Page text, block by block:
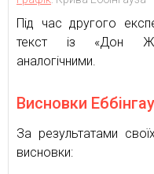
Під час другого
текст із «Дон
аналогічними.
Висновки
За результатами
висновки: